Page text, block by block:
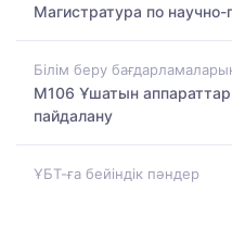
Магистратура по
Білім беру
M106 Ұшатын
пайдалану
ҰБТ-ға бейіндік пәндер